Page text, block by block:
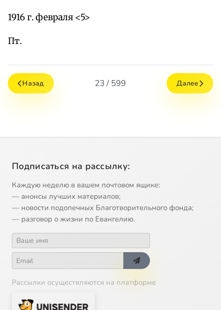
1916 г. февраля <5>
Пт.
Назад 23 / 599 Далее
Подписаться на рассылку:
Каждую неделю в вашем почтовом ящике:
— анонсы лучших материалов;
— новости подопечных Благотворительного фонда;
— разговор о жизни по Евангелию.
Рассылки осуществляются на платформе